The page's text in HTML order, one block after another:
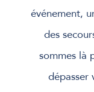
événement,
des
sommes là
dépasser